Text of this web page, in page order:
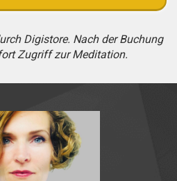
Digistore. Nach der Buchung
Zugriff zur Meditation.